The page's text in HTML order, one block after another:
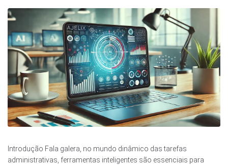
Introdução Fala galera, no mundo dinâmico das tarefas
administrativas, ferramentas inteligentes são essenciais para